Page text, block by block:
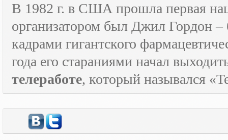
В 1982 г. в США прошла первая
организатором был Джил Гордон –
кадрами гигантского
года его стараниями начал
телеработе, который назывался «